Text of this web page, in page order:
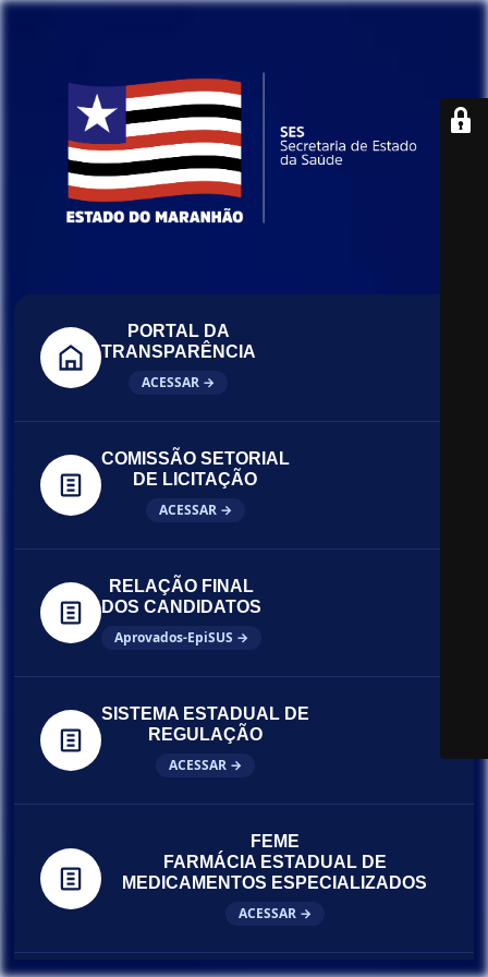
PORTAL DA
TRANSPARÊNCIA
ACESSAR →
COMISSÃO SETORIAL
DE LICITAÇÃO
ACESSAR →
RELAÇÃO FINAL
DOS CANDIDATOS
Aprovados-EpiSUS →
SISTEMA ESTADUAL DE
REGULAÇÃO
ACESSAR →
FEME
FARMÁCIA ESTADUAL DE
MEDICAMENTOS ESPECIALIZADOS
ACESSAR →